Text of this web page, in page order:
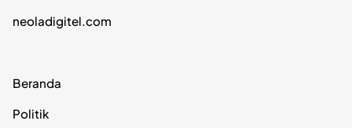
neoladigitel.com
Beranda
Politik